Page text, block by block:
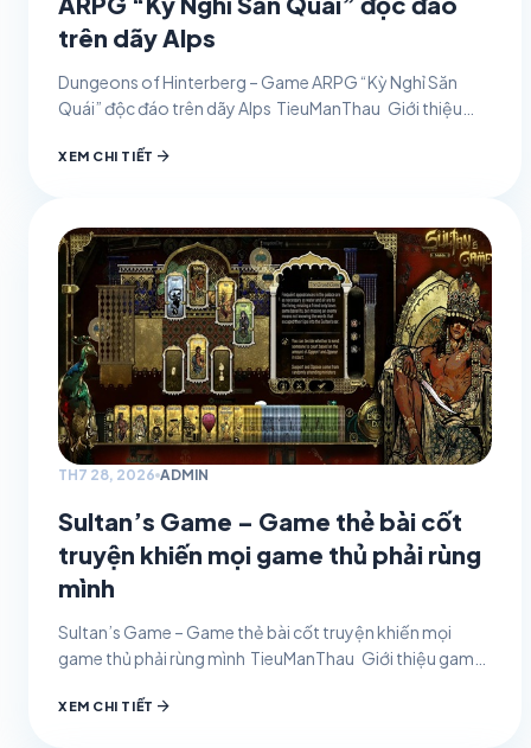
trên dãy Alps
Dungeons of Hinterberg – Game ARPG “Kỳ Nghỉ Săn
Quái” độc đáo trên dãy Alps TieuManThau Giới thiệu
XEM CHI TIẾT arrow_forward
TH7 28, 2026 ADMIN
Sultan’s Game – Game thẻ bài cốt
truyện khiến mọi game thủ phải rùng
mình
Sultan’s Game – Game thẻ bài cốt truyện khiến mọi
game thủ phải rùng mình TieuManThau Giới thiệu game
XEM CHI TIẾT arrow_forward